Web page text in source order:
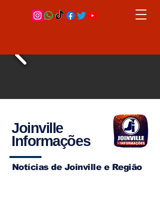
Joinville
Informações
Notícias de Joinville e Região